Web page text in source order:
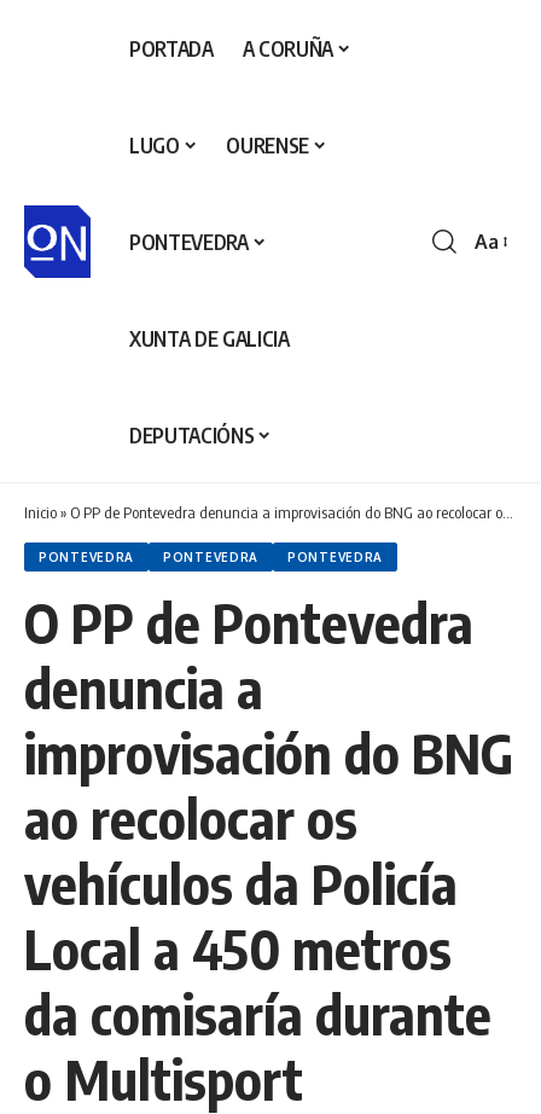
PORTADA A CORUÑA
LUGO OURENSE
PONTEVEDRA
XUNTA DE GALICIA
DEPUTACIÓNS
Aa
Inicio» O PP de Pontevedra denuncia a improvisación do BNG ao recolocar os vehículos da Policía Local a 450 metros da comisaría durante o Multisport
PONTEVEDRA PONTEVEDRA PONTEVEDRA
O PP de Pontevedra
denuncia a
improvisación do BNG
ao recolocar os
vehículos da Policía
Local a 450 metros
da comisaría durante
o Multisport